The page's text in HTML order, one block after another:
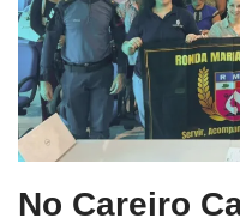
No Careiro